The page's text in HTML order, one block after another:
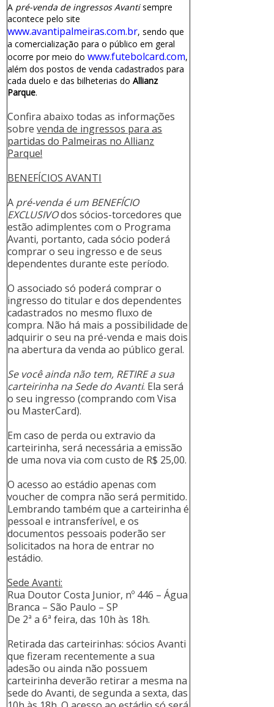
A pré-venda de ingressos Avantisempre
acontece pelo site
www.avantipalmeiras.com.br, sendo que
a comercialização para o público em geral
ocorre por meio dowww.futebolcard.com,
além dos postos de venda cadastrados para
cada duelo e das bilheterias doAllianz
Parque.
Confira abaixo todas as informações
sobrevenda de ingressos para as
partidas do Palmeiras no Allianz
Parque!
BENEFÍCIOS AVANTI
A pré-venda é um BENEFÍCIO
EXCLUSIVOdos sócios-torcedores que
estão adimplentes com o Programa
Avanti, portanto, cada sócio poderá
comprar o seu ingresso e de seus
dependentes durante este período.
O associado só poderá comprar o
ingresso do titular e dos dependentes
cadastrados no mesmo fluxo de
compra. Não há mais a possibilidade de
adquirir o seu na pré-venda e mais dois
na abertura da venda ao público geral.
Se você ainda não tem, RETIRE a sua
carteirinha na Sede do Avanti. Ela será
o seu ingresso (comprando com Visa
ou MasterCard).
Em caso de perda ou extravio da
carteirinha, será necessária a emissão
de uma nova via com custo de R$ 25,00.
O acesso ao estádio apenas com
voucher de compra não será permitido.
Lembrando também que a carteirinha é
pessoal e intransferível, e os
documentos pessoais poderão ser
solicitados na hora de entrar no
estádio.
Sede Avanti:
Rua Doutor Costa Junior, nº 446 – Água
Branca – São Paulo – SP
De 2ª a 6ª feira, das 10h às 18h.
Retirada das carteirinhas: sócios Avanti
que fizeram recentemente a sua
adesão ou ainda não possuem
carteirinha deverão retirar a mesma na
sede do Avanti, de segunda a sexta, das